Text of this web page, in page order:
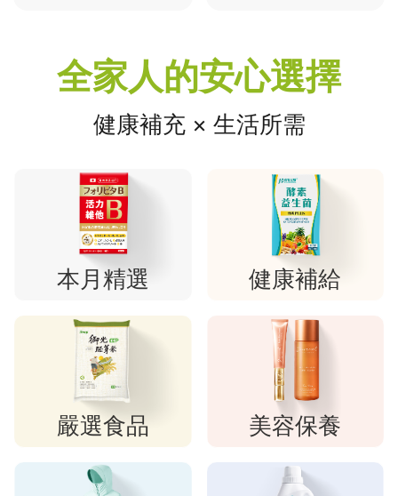
全家人的安心選擇
健康補充 × 生活所需
本月精選 健康補給
嚴選食品 美容保養